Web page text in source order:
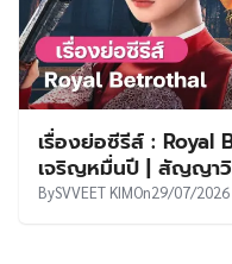
เรื่องย่อซีรีส์ : Royal
เจริญหมื่นปี | สัญญาวิ
BySVVEET KIMOn29/07/2026